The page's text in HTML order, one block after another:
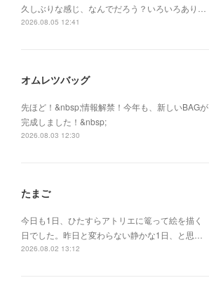
久しぶりな感じ、なんでだろう？いろいろあり…
2026.08.05 12:41
オムレツバッグ
先ほど！&nbsp;情報解禁！今年も、新しいBAGが
完成しました！&nbsp;
2026.08.03 12:30
たまご
今日も1日、ひたすらアトリエに篭って絵を描く
日でした。昨日と変わらない静かな1日、と思…
2026.08.02 13:12